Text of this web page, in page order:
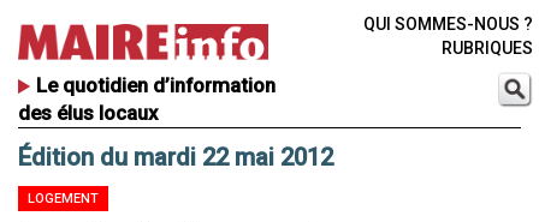
Le quotidien d’information
des élus locaux
QUI SOMMES-NOUS ?
RUBRIQUES
Édition du mardi 22 mai 2012
LOGEMENT